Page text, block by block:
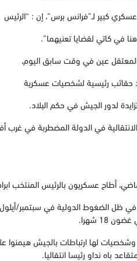
كبير لـ”فرانس برس”، إن : “الرئيس
في كاتي لقضايا تعنيهما”.
المعتقل عين في وقت سابق اليوم،
حقائب رئيسية لشخصيات عسكرية
لدور الجيش في حكم البلاد.
أطاح عسكريون بالرئيس المنتخب
ظل الضغوط الدولية في سبتمبر/أيلول
18 شهرا.
لها ارتباطات بالجيش هيمنوا على
باه نداو رئيسا انتقاليا.